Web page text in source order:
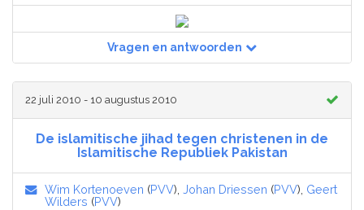
Vragen en antwoorden
22 juli 2010 - 10 augustus 2010
De islamitische jihad tegen christenen in de
Islamitische Republiek Pakistan
Wim Kortenoeven (PVV), Johan Driessen (PVV), Geert
Wilders (PVV)